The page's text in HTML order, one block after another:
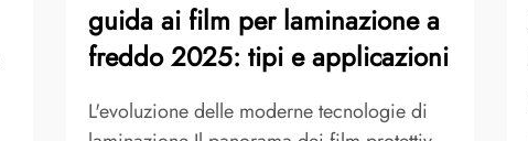
guida ai film per laminazione a
freddo 2025: tipi e applicazioni
L'evoluzione delle moderne tecnologie di